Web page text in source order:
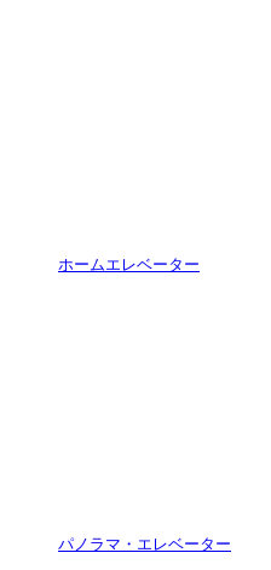
ホームエレベーター
パノラマ・エレベーター